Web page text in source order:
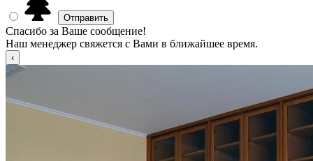
Спасибо за Ваше сообщение!
Наш менеджер свяжется с Вами в ближайшее время.